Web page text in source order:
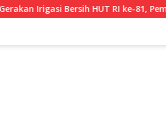
RI ke-81, Pemkot Kendari dan BWS